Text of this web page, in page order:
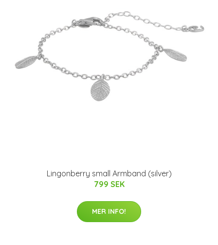
Lingonberry small Armband (silver)
799 SEK
MER INFO!